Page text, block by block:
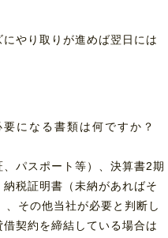
やり取りが進めば翌日には
になる書類は何ですか？
パスポート等）、決算書2期
税証明書（未納があればそ
その他当社が必要と判断し
契約を締結している場合は